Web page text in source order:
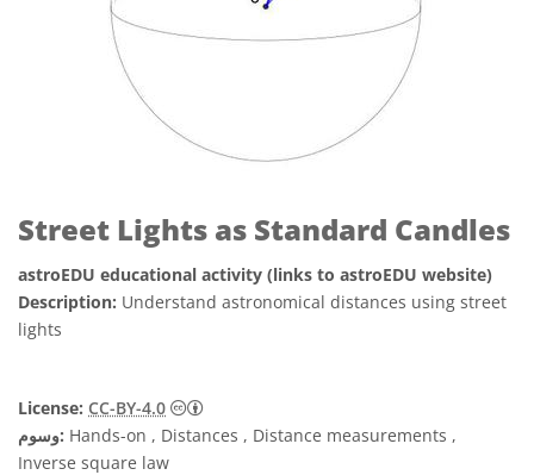
Street Lights as Standard Candles
astroEDU educational activity (links to astroEDU website)
Description: Understand astronomical distances using street
lights
License: CC-BY-4.0
وسوم: Hands-on , Distances , Distance measurements ,
Inverse square law